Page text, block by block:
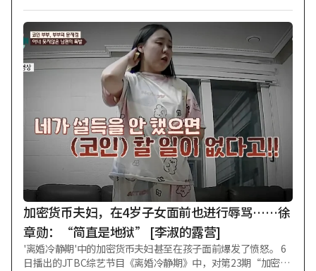
有人，我真诚地低头致歉。” 他强调了自己对大学路的热爱与
尊重。申东烨称：“对我而言，大学路是非常有意义且特殊的
空间”，“我在大学路观看了《地铁1号线》、《寻找金钟旭》
等无数名作，深受触动并感动不已”。 随后补充道：“因此，
我一直对大学路的舞台和表演艺术怀有热爱与尊重之心。” 申
东烨解释说：“在节目中与出演嘉宾对话的过程中，过于偏向
玩笑性质的互动，未能顾及现场的实际环境以及众多工作人员
的辛劳，说了轻率的话。” 他接着表示：“对于因我不足的言
行而感到不适和受伤的所有人，我再次从心底深表歉意”，并
承诺“今后在任何场合都将更加谨慎地注意言行，并对创造舞
台艺术的人们始终保持谦逊之心”。 此前，3日公开的YouTube
频道《珍罕哥哥 申东烨》中，申东烨在与嘉宾Boom、Nucksal
交谈时提及音乐剧。他说：“大学路总体上小剧场较多，所以
不演音乐剧。音乐剧是在大剧场演出的，所以在大学路上演的
只是小剧场音乐剧。那种情况甚至不需要麦克
加密货币夫妇，在4岁子女面前也进行辱骂……徐
章勋：“简直是地狱” [李淑的露营]
'离婚冷静期'中的加密货币夫妇甚至在孩子面前爆发了愤怒。 6
日播出的JTBC综艺节目《离婚冷静期》中，对第23期“加密货